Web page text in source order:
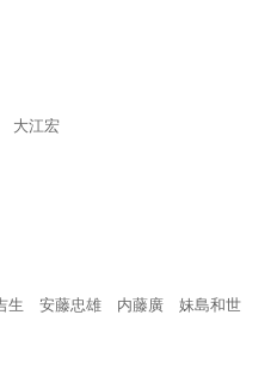
大江宏
生 安藤忠雄 内藤廣 妹島和世